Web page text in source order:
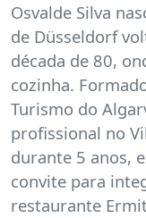
Osvalde Silva
de Düsseldorf
década de 80,
cozinha.
Turismo do
profissional no
durante 5 anos,
convite para
restaurante